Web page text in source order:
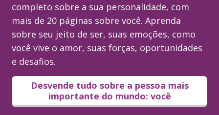
completo sobre a sua personalidade, com
mais de 20 páginas sobre você. Aprenda
sobre seu jeito de ser, suas emoções, como
você vive o amor, suas forças, oportunidades
e desafios.
Desvende tudo sobre a pessoa mais
importante do mundo: você